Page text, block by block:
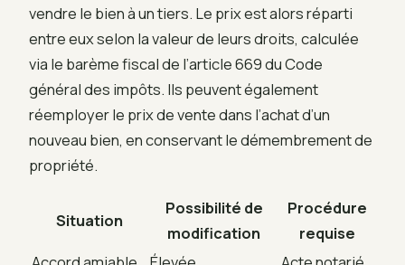
vendre le bien à un tiers. Le prix est alors réparti
entre eux selon la valeur de leurs droits, calculée
via le barème fiscal de l’article 669 du Code
général des impôts. Ils peuvent également
réemployer le prix de vente dans l’achat d’un
nouveau bien, en conservant le démembrement de
propriété.
Situation
Possibilité de
modification
Procédure
requise